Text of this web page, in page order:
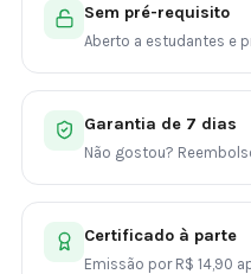
Sem pré-requisito
Aberto a estudantes e
Garantia de 7 dias
Não gostou?
Certificado à parte
Emissão por R$ 14,90